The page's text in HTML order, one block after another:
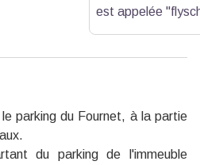
est appelée
le parking du Fournet, à la partie
du parking de l'immeuble